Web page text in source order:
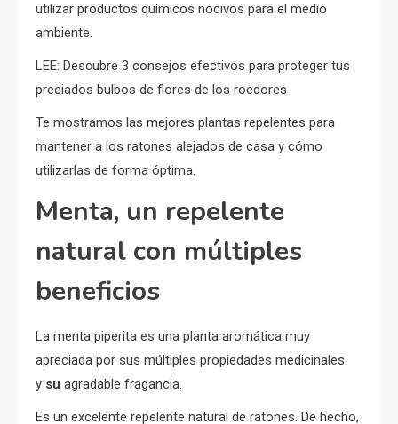
utilizar productos químicos nocivos para el medio
ambiente.
LEE: Descubre 3 consejos efectivos para proteger tus
preciados bulbos de flores de los roedores
Te mostramos las mejores plantas repelentes para
mantener a los ratones alejados de casa y cómo
utilizarlas de forma óptima.
Menta, un repelente
natural con múltiples
beneficios
La menta piperita es una planta aromática muy
apreciada por sus múltiples propiedades medicinales
y su agradable fragancia.
Es un excelente repelente natural de ratones. De hecho,